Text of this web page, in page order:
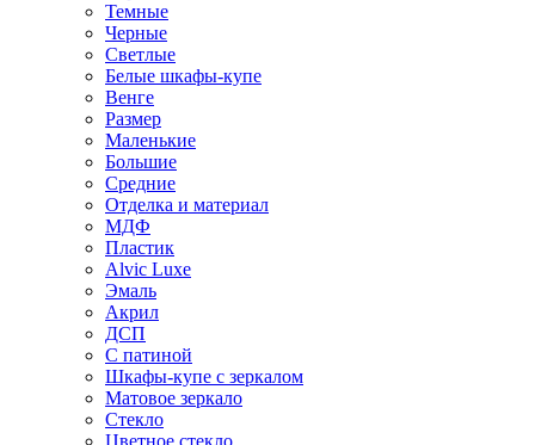
Темные
Черные
Светлые
Белые шкафы-купе
Венге
Размер
Маленькие
Большие
Средние
Отделка и материал
МДФ
Пластик
Alvic Luxe
Эмаль
Акрил
ДСП
С патиной
Шкафы-купе с зеркалом
Матовое зеркало
Стекло
Цветное стекло